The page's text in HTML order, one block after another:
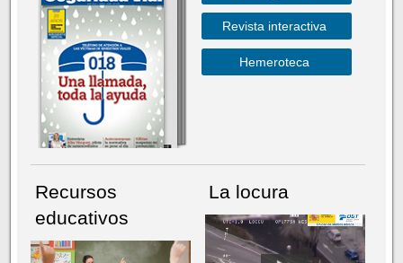
Revista interactiva
Hemeroteca
Recursos
educativos
La locura